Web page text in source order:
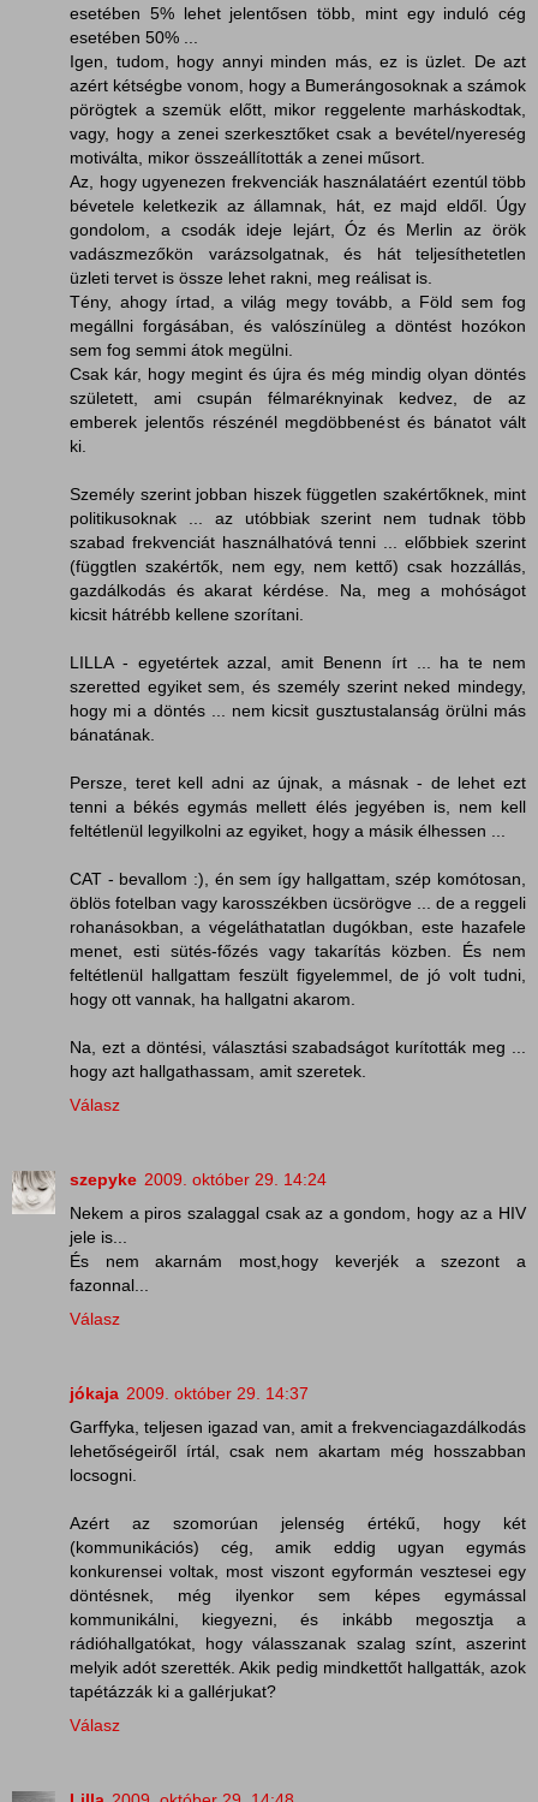
esetében 5% lehet jelentősen több, mint egy induló cég
esetében 50% ...
Igen, tudom, hogy annyi minden más, ez is üzlet. De azt
azért kétségbe vonom, hogy a Bumerángosoknak a számok
pörögtek a szemük előtt, mikor reggelente marháskodtak,
vagy, hogy a zenei szerkesztőket csak a bevétel/nyereség
motiválta, mikor összeállították a zenei műsort.
Az, hogy ugyenezen frekvenciák használatáért ezentúl több
bévetele keletkezik az államnak, hát, ez majd eldől. Úgy
gondolom, a csodák ideje lejárt, Óz és Merlin az örök
vadászmezőkön varázsolgatnak, és hát teljesíthetetlen
üzleti tervet is össze lehet rakni, meg reálisat is.
Tény, ahogy írtad, a világ megy tovább, a Föld sem fog
megállni forgásában, és valószínüleg a döntést hozókon
sem fog semmi átok megülni.
Csak kár, hogy megint és újra és még mindig olyan döntés
született, ami csupán félmaréknyinak kedvez, de az
emberek jelentős részénél megdöbbenést és bánatot vált
ki.
Személy szerint jobban hiszek független szakértőknek, mint
politikusoknak ... az utóbbiak szerint nem tudnak több
szabad frekvenciát használhatóvá tenni ... előbbiek szerint
(függtlen szakértők, nem egy, nem kettő) csak hozzállás,
gazdálkodás és akarat kérdése. Na, meg a mohóságot
kicsit hátrébb kellene szorítani.
LILLA - egyetértek azzal, amit Benenn írt ... ha te nem
szeretted egyiket sem, és személy szerint neked mindegy,
hogy mi a döntés ... nem kicsit gusztustalanság örülni más
bánatának.
Persze, teret kell adni az újnak, a másnak - de lehet ezt
tenni a békés egymás mellett élés jegyében is, nem kell
feltétlenül legyilkolni az egyiket, hogy a másik élhessen ...
CAT - bevallom :), én sem így hallgattam, szép komótosan,
öblös fotelban vagy karosszékben ücsörögve ... de a reggeli
rohanásokban, a végeláthatatlan dugókban, este hazafele
menet, esti sütés-főzés vagy takarítás közben. És nem
feltétlenül hallgattam feszült figyelemmel, de jó volt tudni,
hogy ott vannak, ha hallgatni akarom.
Na, ezt a döntési, választási szabadságot kurították meg ...
hogy azt hallgathassam, amit szeretek.
Válasz
szepyke 2009. október 29. 14:24
Nekem a piros szalaggal csak az a gondom, hogy az a HIV
jele is...
És nem akarnám most,hogy keverjék a szezont a
fazonnal...
Válasz
jókaja 2009. október 29. 14:37
Garffyka, teljesen igazad van, amit a frekvenciagazdálkodás
lehetőségeiről írtál, csak nem akartam még hosszabban
locsogni.
Azért az szomorúan jelenség értékű, hogy két
(kommunikációs) cég, amik eddig ugyan egymás
konkurensei voltak, most viszont egyformán vesztesei egy
döntésnek, még ilyenkor sem képes egymással
kommunikálni, kiegyezni, és inkább megosztja a
rádióhallgatókat, hogy válasszanak szalag színt, aszerint
melyik adót szerették. Akik pedig mindkettőt hallgatták, azok
tapétázzák ki a gallérjukat?
Válasz